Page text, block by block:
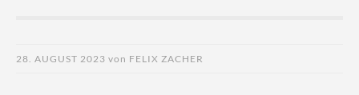
28. AUGUST 2023 von FELIX ZACHER